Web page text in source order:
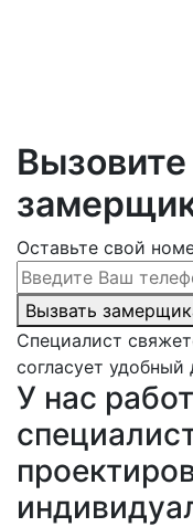
Оставьте свой
Вызвать
Специалист
согласует удобный
У нас